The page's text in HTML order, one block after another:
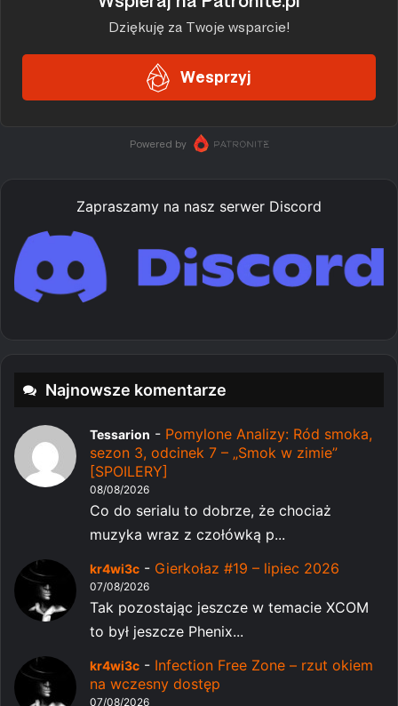
Zapraszamy na nasz serwer Discord
Najnowsze komentarze
Tessarion - Pomylone Analizy: Ród smoka,
sezon 3, odcinek 7 – „Smok w zimie”
[SPOILERY]
08/08/2026
Co do serialu to dobrze, że chociaż
muzyka wraz z czołówką p...
kr4wi3c - Gierkołaz #19 – lipiec 2026
07/08/2026
Tak pozostając jeszcze w temacie XCOM
to był jeszcze Phenix...
kr4wi3c - Infection Free Zone – rzut okiem
na wczesny dostęp
07/08/2026